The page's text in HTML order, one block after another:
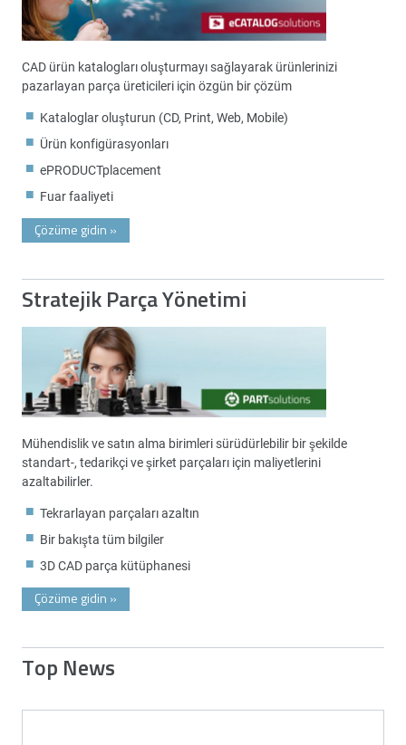
CAD ürün katalogları oluşturmayı sağlayarak ürünlerinizi
pazarlayan parça üreticileri için özgün bir çözüm
Kataloglar oluşturun (CD, Print, Web, Mobile)
Ürün konfigürasyonları
ePRODUCTplacement
Fuar faaliyeti
Çözüme gidin »
Stratejik Parça Yönetimi
Mühendislik ve satın alma birimleri sürüdürlebilir bir şekilde
standart-, tedarikçi ve şirket parçaları için maliyetlerini
azaltabilirler.
Tekrarlayan parçaları azaltın
Bir bakışta tüm bilgiler
3D CAD parça kütüphanesi
Çözüme gidin »
Top News